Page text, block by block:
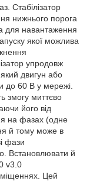
Стабілізатор
нижнього порога
для навантаження
якої можлива
упродовж
двигун або
до 60 В у мережі.
змогу миттєво
його від
на фазах (одне
й тому може в
фази
Встановлювати й
v3.0
Цей